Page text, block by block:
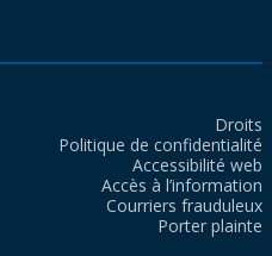
Droits
Politique de confidentialité
Accessibilité web
Accès à l’information
Courriers frauduleux
Porter plainte